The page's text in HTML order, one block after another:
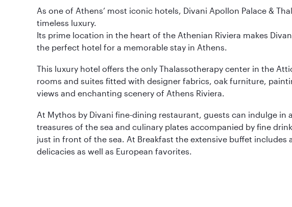
As one of Athens’ most iconic hotels, Divani Apollon Palace &
timeless luxury.
Its prime location in the heart of the Athenian Riviera makes
the perfect hotel for a memorable stay in Athens.
This luxury hotel offers the only Thalassotherapy center in the
rooms and suites fitted with designer fabrics, oak furniture,
views and enchanting scenery of Athens Riviera.
At Mythos by Divani fine-dining restaurant, guests can indulge in
treasures of the sea and culinary plates accompanied by fine
just in front of the sea. At Breakfast the extensive buffet includes
delicacies as well as European favorites.